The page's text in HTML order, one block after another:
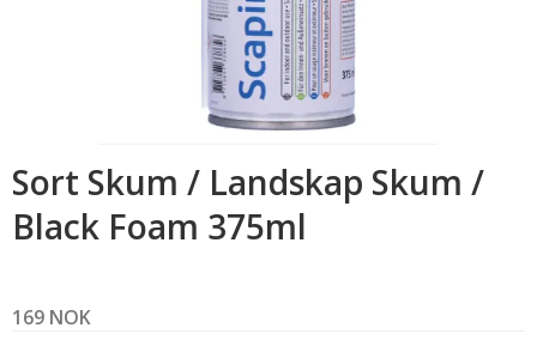
Sort Skum / Landskap Skum /
Black Foam 375ml
169 NOK